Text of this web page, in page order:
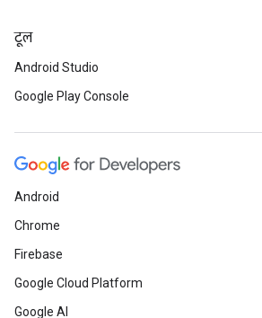
टूल
Android Studio
Google Play Console
Android
Chrome
Firebase
Google Cloud Platform
Google AI